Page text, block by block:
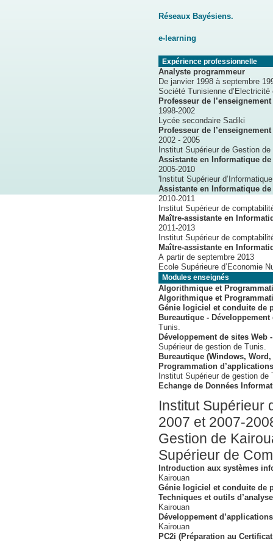
Réseaux Bayésiens.
e-learning
Expérience professionnelle
Analyste programmeur
De janvier 1998 à septembre
Société Tunisienne
Professeur de
1998-2002
Lycée secondaire Sadiki
Professeur de
2002 - 2005
Institut Supérieur de Gestion de
Assistante en Informatique
2005-2010
'Institut Supérieur
Assistante en Informatique
2010-2011
Institut Supérieur de
Maître-assistante en
2011-2013
Institut Supérieur de
Maître-assistante en
A partir de septembre 2013
Ecole Supérieure d’Economie
Modules enseignés
Algorithmique et
Algorithmique et
Génie logiciel et conduite de
Bureautique - Développement
Tunis.
Développement de sites Web
Supérieur de gestion de Tunis.
Bureautique (Windows,
Programmation
Institut Supérieur de gestion de
Echange de Données
Institut Supérieur
2007 et 2007-2008 Cours Institut Supérieur
Gestion de
Supérieur de
Kairouan
Génie logiciel et conduite de
Techniques et outils
Kairouan
Développement
Kairouan
PC2i (Préparation au